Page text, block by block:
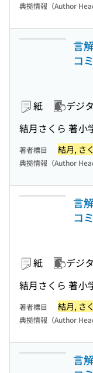
典拠情報（Author
言
コ
紙 デジ
結月さくら 著小
著者標目 結月, さ
典拠情報（Author
言
コ
紙 デジ
結月さくら 著小
著者標目 結月, さ
典拠情報（Author
言